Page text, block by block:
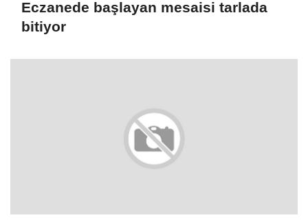
Eczanede başlayan mesaisi tarlada
bitiyor